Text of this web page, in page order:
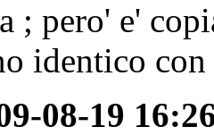
; pero' e'
identico
08-19